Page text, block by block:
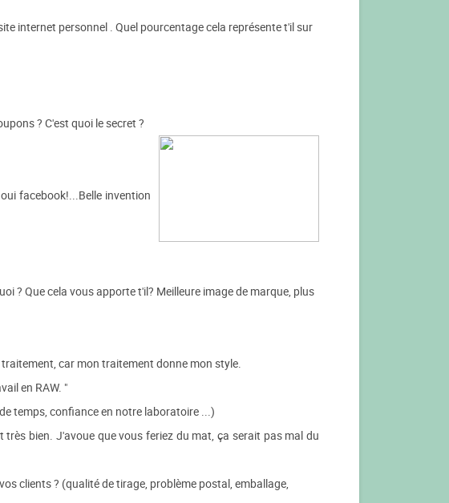
internet personnel . Quel pourcentage cela représente t'il sur
? C'est quoi le secret ?
facebook!...Belle invention
? Que cela vous apporte t'il? Meilleure image de marque, plus
car mon traitement donne mon style.
en RAW. "
temps, confiance en notre laboratoire ...)
bien. J'avoue que vous feriez du mat, ça serait pas mal du
clients ? (qualité de tirage, problème postal, emballage,